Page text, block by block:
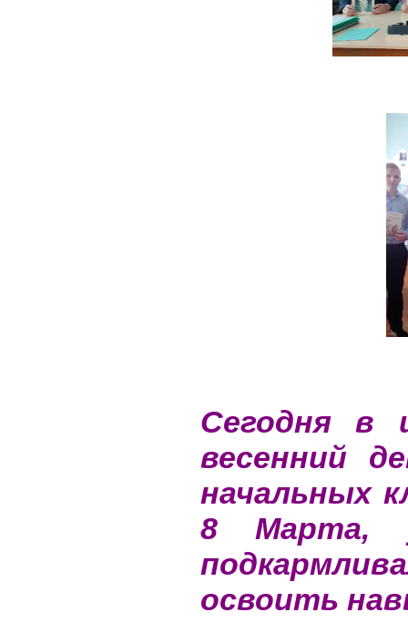
Сегодня в
весенний
начальных
8 Марта,
освоить